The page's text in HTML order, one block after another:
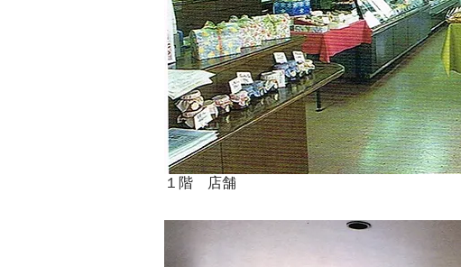
１階 店舗